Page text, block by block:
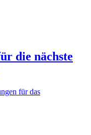
die nächste
für das